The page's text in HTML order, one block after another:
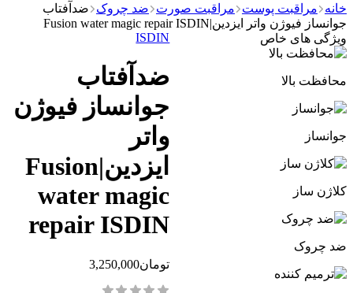
خانه مراقبت پوست مراقبت صورت ضد چروک
ضدآفتاب
جوانساز فیوژن واتر ایزدین|Fusion water magic repair ISDIN
ISDIN
ضدآفتاب
جوانساز فیوژن
واتر
ایزدین|Fusion
water magic
repair ISDIN
تومان3,250,000
ویژگی های خاص
محافظت بالا
جوانساز
کلاژن ساز
ضد چروک